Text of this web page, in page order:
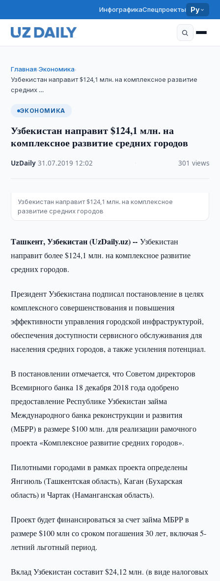
ИнфографикаСпецпроекты Ру
Главная›Экономика›
Узбекистан направит $124,1 млн. на комплексное развитие
средних …
ЭКОНОМИКА
Узбекистан направит $124,1 млн. на
комплексное развитие средних городов
UzDaily ·31.07.2019 12:02 301 views
Узбекистан направит $124,1 млн. на комплексное
развитие средних городов
Ташкент, Узбекистан (UzDaily.uz) --Узбекистан
направит более $124,1 млн. на комплексное развитие
средних городов.
Президент Узбекистана подписал постановление в целях
комплексного совершенствования и повышения
эффективности управления городской инфраструктурой,
обеспечения доступности сервисного обслуживания для
населения средних городов, а также усиления потенциал.
В постановлении отмечается, что Советом директоров
Всемирного банка 18 декабря 2018 года одобрено
предоставление Республике Узбекистан займа
Международного банка реконструкции и развития
(МБРР) в размере $100 млн. для реализации рамочного
проекта «Комплексное развитие средних городов».
Пилотными городами в рамках проекта определены
Янгиюль (Ташкентская область), Каган (Бухарская
область) и Чартак (Наманганская область).
Проект будет финансироваться за счет займа МБРР в
размере $100 млн со сроком погашения 30 лет, включая 5-
летний льготный период.
Вклад Узбекистан составит $24,12 млн. (в виде налоговых